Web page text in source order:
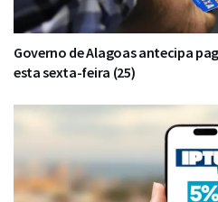
Governo de Alagoas antecipa
esta sexta-feira (25)